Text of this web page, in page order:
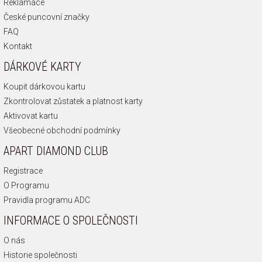
Reklamace
České puncovní značky
FAQ
Kontakt
DÁRKOVÉ KARTY
Koupit dárkovou kartu
Zkontrolovat zůstatek a platnost karty
Aktivovat kartu
Všeobecné obchodní podmínky
APART DIAMOND CLUB
Registrace
O Programu
Pravidla programu ADC
INFORMACE O SPOLEČNOSTI
O nás
Historie společnosti